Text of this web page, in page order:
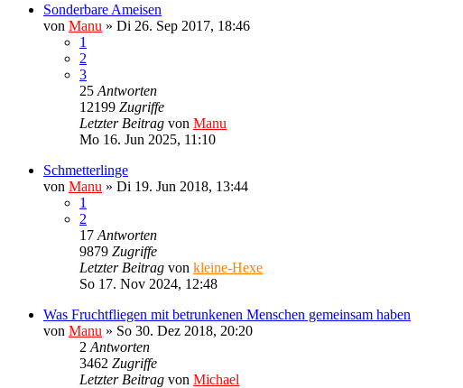
Sonderbare Ameisen
von Manu » Di 26. Sep 2017, 18:46
1
2
3
25 Antworten
12199 Zugriffe
Letzter Beitrag von Manu
Mo 16. Jun 2025, 11:10
Schmetterlinge
von Manu » Di 19. Jun 2018, 13:44
1
2
17 Antworten
9879 Zugriffe
Letzter Beitrag von kleine-Hexe
So 17. Nov 2024, 12:48
Was Fruchtfliegen mit betrunkenen Menschen gemeinsam haben
von Manu » So 30. Dez 2018, 20:20
2 Antworten
3462 Zugriffe
Letzter Beitrag von Michael